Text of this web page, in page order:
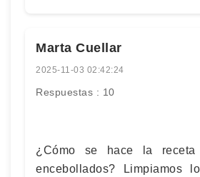
Marta Cuellar
2025-11-03 02:42:24
Respuestas : 10
¿Cómo se hace la receta
encebollados? Limpiamos